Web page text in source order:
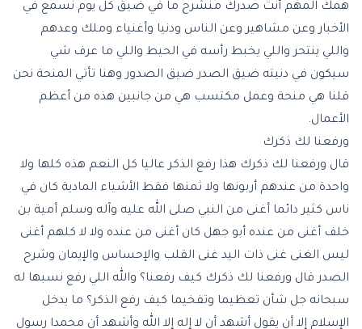
همك المهم أنت صدرك منشرح ما في ضيق كل يوم نسمع في
الأخبار وعن مشاهير وعن الناس ودنيا وأغنياء وملك وعدهم
واللي ينتحر واللي يخبط رأسه في الحيط واللي ما عرف شي
سيكون في دنيته ضيق الصدر ضيق الصدور وهنا تأتي المنحة نحن
قلنا هي منحة وعمل مكتسب هي من جانبين هذه من أعظم
الأعمال.
ورفعنا لك ذكرك
قال ورفعنا لك ذكرك هذا رفع الذكر عاليا كل النعم هذه كلها ولا
واحدة من عندهم أربونها ولا ثمنها فقط الأشياء المادية كان في
ناس كثير دائما أغنى من النبي صلى الله عليه وآله وسلم أمية بن
خلف أغنى من عنده أبو جهل كان أغنى من عنده ولا لا كلهم أغنى
ليس الغنى غنى ذات اليد غنى القلب والإحساس والإيمان وشرح
الصدر قال ورفعنا لك ذكرك كيف رفعنا؟ والله اللي رفع نسبها له
سبحانه جل شأن تعظيما وتفخيما كيف رفع الذكر؟ ما يدخل
الإسلام إلا أن يقول أشهد أن لا إله إلا الله وأشهد أن محمدا رسول